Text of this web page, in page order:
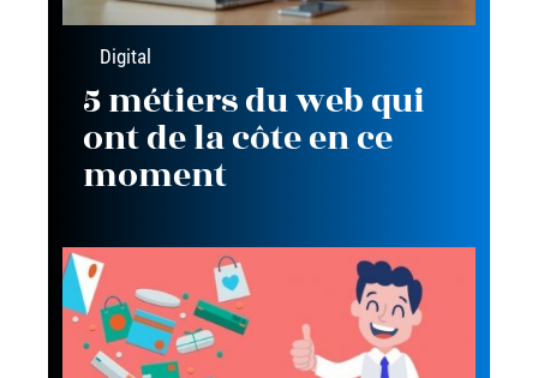
Digital
5 métiers du web qui
ont de la côte en ce
moment